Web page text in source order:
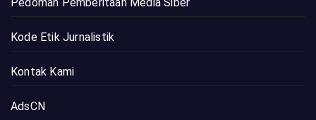
Kode Etik Jurnalistik
Kontak Kami
AdsCN